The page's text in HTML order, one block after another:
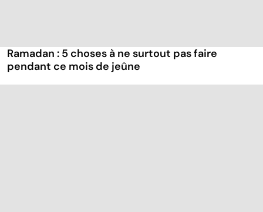
Ramadan : 5 choses à ne surtout pas faire
pendant ce mois de jeûne